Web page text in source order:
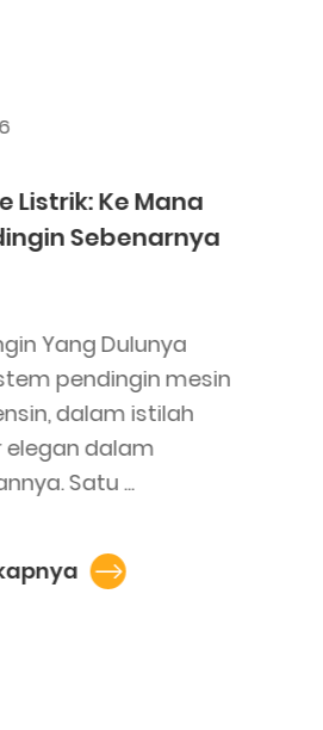
Listrik: Ke Mana
Sebenarnya
Yang Dulunya
pendingin mesin
dalam istilah
elegan dalam
Satu ...